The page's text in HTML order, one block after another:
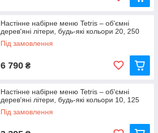
Настінне набірне меню Tetris – об'ємні
дерев'яні літери, будь-які кольори 20, 250
Під замовлення
6 790 ₴
Настінне набірне меню Tetris – об'ємні
дерев'яні літери, будь-які кольори 10, 125
Під замовлення